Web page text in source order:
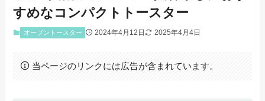
すめなコンパクトトースター
オーブントースター 2024年4月12日 2025年4月4日
当ページのリンクには広告が含まれています。